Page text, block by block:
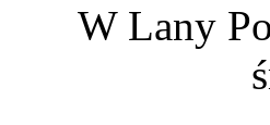
W Lany